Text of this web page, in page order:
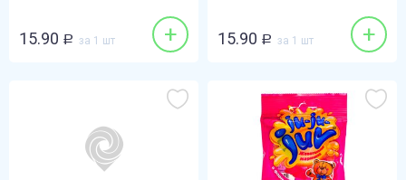
15.90 Р за 1 шт + 15.90 Р за 1 шт +